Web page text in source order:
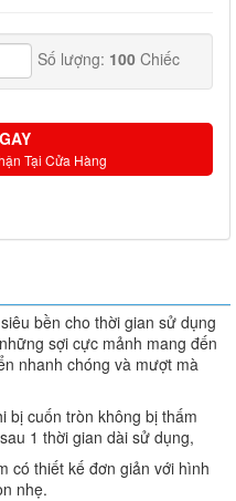
Số lượng: 100Chiếc
Tại Cửa Hàng
bền cho thời gian sử dụng
sợi cực mảnh mang đến
nhanh chóng và mượt mà
bị cuốn tròn không bị thấm
1 thời gian dài sử dụng,
có thiết kế đơn giản với hình
nhẹ.